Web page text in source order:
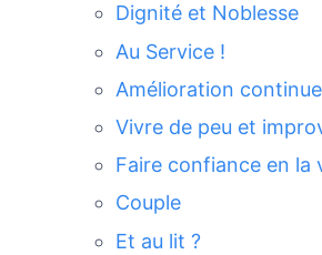
Dignité et Noblesse
Au Service !
Amélioration continue
Vivre de peu et
Faire confiance en la
Couple
Et au lit ?